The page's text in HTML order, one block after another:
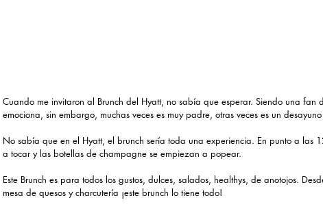
Cuando me invitaron al Brunch del Hyatt, no sabía que esperar. Siendo una fan
emociona, sin embargo, muchas veces es muy padre, otras veces es un
No sabía que en el Hyatt, el brunch sería toda una experiencia. En punto a las
a tocar y las botellas de champagne se empiezan a popear.
Este Brunch es para todos los gustos, dulces, salados, healthys, de anotojos.
mesa de quesos y charcutería ¡este brunch lo tiene todo!